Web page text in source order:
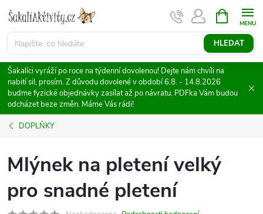
Přejít
obsah
HLEDAT
NÁKUPNÍ
KOŠÍK
Šakalíci vyráží po roce na týdenní dovolenou! Dejte nám chvíli na
nabití sil, prosím. Z důvodu dovolené v období 6.8. - 14.8.2026
budme fyzické objednávky zasílat až po návratu. PDFka Vám budou
odcházet beze změn. Máme Vás rádi!
DOPLŇKY
Mlýnek na pletení velký
pro snadné pletení